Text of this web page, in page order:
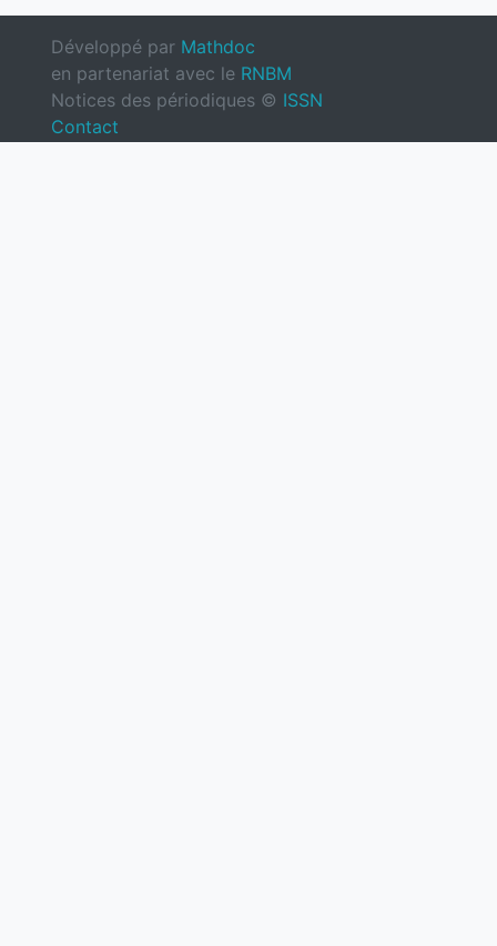
Développé par Mathdoc
en partenariat avec le RNBM
Notices des périodiques © ISSN
Contact